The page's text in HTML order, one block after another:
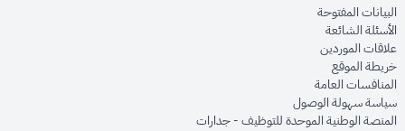
البيانات المفتوحةopens in new window
الأسئلة الشائعةopens in new window
علاقات الموردينopens in new window
خريطة الموقعopens in new window
المنافسات العامةopens in new window
سياسة سهولة الوصولopens in new window
المنصة الوطنية الموحدة للتوظيف - جداراتopens in new window